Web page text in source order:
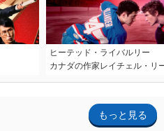
ヒーテッド・ライバルリー
カナダの作家レイチェル・リ
もっと見る